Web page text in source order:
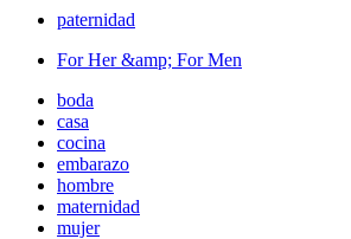
paternidad
For Her &amp; For Men
boda
casa
cocina
embarazo
hombre
maternidad
mujer